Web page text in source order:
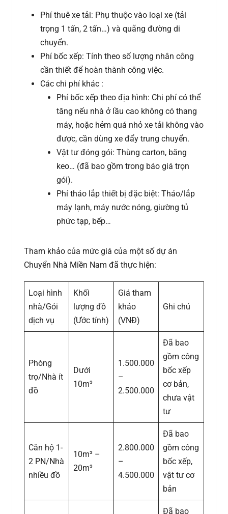
Phí thuê xe tải: Phụ thuộc vào loại xe (tải
trọng 1 tấn, 2 tấn…) và quãng đường di
chuyển.
Phí bốc xếp: Tính theo số lượng nhân công
cần thiết để hoàn thành công việc.
Các chi phí khác :
Phí bốc xếp theo địa hình: Chi phí có thể
tăng nếu nhà ở lầu cao không có thang
máy, hoặc hẻm quá nhỏ xe tải không vào
được, cần dùng xe đẩy trung chuyển.
Vật tư đóng gói: Thùng carton, băng
keo… (đã bao gồm trong báo giá trọn
gói).
Phí tháo lắp thiết bị đặc biệt: Tháo/lắp
máy lạnh, máy nước nóng, giường tủ
phức tạp, bếp…
Tham khảo của mức giá của một số dự án
Chuyển Nhà Miền Nam đã thực hiện:
Loại hình
nhà/Gói
dịch vụ
Khối
lượng đồ
(Ước tính)
Giá tham
khảo
(VNĐ)
Ghi chú
Phòng
trọ/Nhà ít
đồ
Dưới
10m³
1.500.000
–
2.500.000
Đã bao
gồm công
bốc xếp
cơ bản,
chưa vật
tư
Căn hộ 1-
2 PN/Nhà
nhiều đồ
10m³ –
20m³
2.800.000
–
4.500.000
Đã bao
gồm công
bốc xếp,
vật tư cơ
bản
Đã bao